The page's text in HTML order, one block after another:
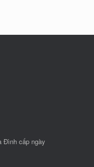
Đình cấp ngày